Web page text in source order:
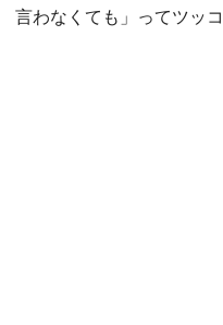
言わなくても」ってツッ